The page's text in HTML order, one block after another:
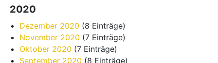
2020
Dezember 2020 (8 Einträge)
November 2020 (7 Einträge)
Oktober 2020 (7 Einträge)
September 2020 (8 Einträge)